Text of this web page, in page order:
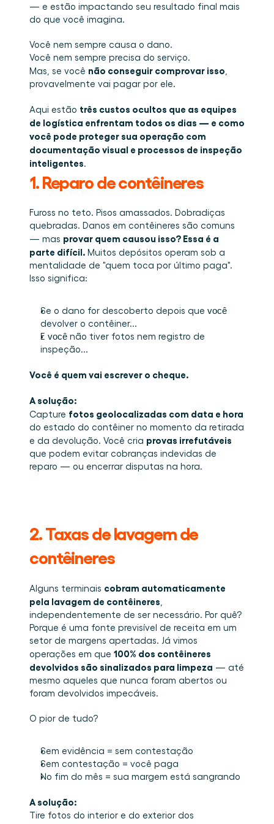
Quem somos
O time que está construindo a camada de
Venha para o nosso time e ajude a tornar a
movimentação de materiais visível.
Cases de sucesso
Resultados que LSPs e embarcadores alcançam
Fale conosco
Tem alguma dúvida? Estamos a uma mensagem
de distância.
Programa de Indicação
Ajude sua rede a otimizar a logística e ganhe por
isso!
Integrações
Conecte a Cargosnap ao seu stack de tecnologia
Eventos que participamos e sessões que
organizamos. Online e presencial.
Checklists
Checklists gratuitos para sua operação, prontos
para usar desde o primeiro dia.
— e estão impactando seu resultado final mais
do que você imagina.
Você nem sempre causa o dano.
Você nem sempre precisa do serviço.
Mas, se você não conseguir comprovar isso
provavelmente vai pagar por ele.
Aqui estão três custos ocultos que as equipes
de logística enfrentam todos os dias — e como
você pode proteger sua operação com
documentação visual e processos de inspeção
inteligentes.
1. Reparo de contêineres
Fuross no teto. Pisos amassados. Dobradiças
quebradas. Danos em contêineres são comuns
— mas provar quem causou isso? Essa é a
parte difícil. Muitos depósitos operam sob a
mentalidade de "quem toca por último paga".
Isso significa:
Se o dano for descoberto depois que você
devolver o contêiner...
E você não tiver fotos nem registro de
inspeção...
Você é quem vai escrever o cheque.
A solução:
Capture fotos geolocalizadas com data e hora
do estado do contêiner no momento da retirada
e da devolução. Você cria provas irrefutáveis
que podem evitar cobranças indevidas de
reparo — ou encerrar disputas na hora.
2. Taxas de lavagem de
contêineres
Alguns terminais cobram automaticamente
pela lavagem de contêineres
independentemente de ser necessário. Por quê?
Porque é uma fonte previsível de receita em um
setor de margens apertadas. Já vimos
operações em que 100% dos contêineres
devolvidos são sinalizados para limpeza — até
mesmo aqueles que nunca foram abertos ou
foram devolvidos impecáveis.
O pior de tudo?
Sem evidência = sem contestação
Sem contestação = você paga
No fim do mês = sua margem está sangrando
A solução:
Tire fotos do interior e do exterior dos